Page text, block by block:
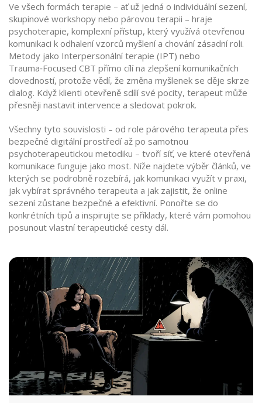
Ve všech formách terapie – ať už jedná o individuální sezení,
skupinové workshopy nebo párovou terapii – hraje
psychoterapie, komplexní přístup, který využívá otevřenou
komunikaci k odhalení vzorců myšlení a chovánízásadní roli.
Metody jako Interpersonální terapie (IPT) nebo
Trauma‑Focused CBT přímo cílí na zlepšení komunikačních
dovedností, protože vědí, že změna myšlenek se děje skrze
dialog. Když klienti otevřeně sdílí své pocity, terapeut může
přesněji nastavit intervence a sledovat pokrok.
Všechny tyto souvislosti – od role párového terapeuta přes
bezpečné digitální prostředí až po samotnou
psychoterapeutickou metodiku – tvoří síť, ve které otevřená
komunikace funguje jako most. Níže najdete výběr článků, ve
kterých se podrobně rozebírá, jak komunikaci využít v praxi,
jak vybírat správného terapeuta a jak zajistit, že online
sezení zůstane bezpečné a efektivní. Ponořte se do
konkrétních tipů a inspirujte se příklady, které vám pomohou
posunout vlastní terapeutické cesty dál.